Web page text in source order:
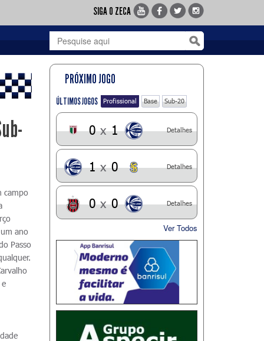
SIGA O ZECA
campo
ano
Passo
PRÓXIMO JOGO
ÚLTIMOS JOGOS Profissional Base Sub-20
0 x 1 Detalhes
1 x 0 Detalhes
0 x 0 Detalhes
Ver Todos